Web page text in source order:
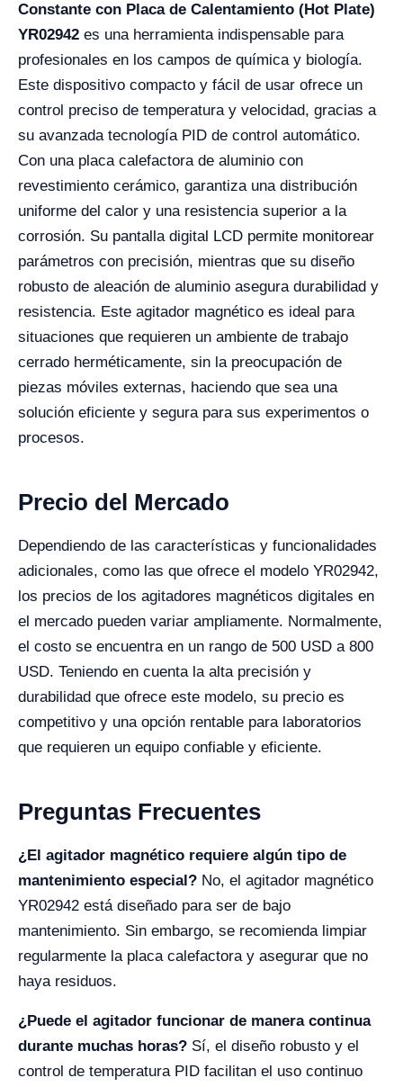
Constante con Placa de Calentamiento (Hot Plate)
YR02942 es una herramienta indispensable para
profesionales en los campos de química y biología.
Este dispositivo compacto y fácil de usar ofrece un
control preciso de temperatura y velocidad, gracias a
su avanzada tecnología PID de control automático.
Con una placa calefactora de aluminio con
revestimiento cerámico, garantiza una distribución
uniforme del calor y una resistencia superior a la
corrosión. Su pantalla digital LCD permite monitorear
parámetros con precisión, mientras que su diseño
robusto de aleación de aluminio asegura durabilidad y
resistencia. Este agitador magnético es ideal para
situaciones que requieren un ambiente de trabajo
cerrado herméticamente, sin la preocupación de
piezas móviles externas, haciendo que sea una
solución eficiente y segura para sus experimentos o
procesos.
Precio del Mercado
Dependiendo de las características y funcionalidades
adicionales, como las que ofrece el modelo YR02942,
los precios de los agitadores magnéticos digitales en
el mercado pueden variar ampliamente. Normalmente,
el costo se encuentra en un rango de 500 USD a 800
USD. Teniendo en cuenta la alta precisión y
durabilidad que ofrece este modelo, su precio es
competitivo y una opción rentable para laboratorios
que requieren un equipo confiable y eficiente.
Preguntas Frecuentes
¿El agitador magnético requiere algún tipo de
mantenimiento especial? No, el agitador magnético
YR02942 está diseñado para ser de bajo
mantenimiento. Sin embargo, se recomienda limpiar
regularmente la placa calefactora y asegurar que no
haya residuos.
¿Puede el agitador funcionar de manera continua
durante muchas horas? Sí, el diseño robusto y el
control de temperatura PID facilitan el uso continuo